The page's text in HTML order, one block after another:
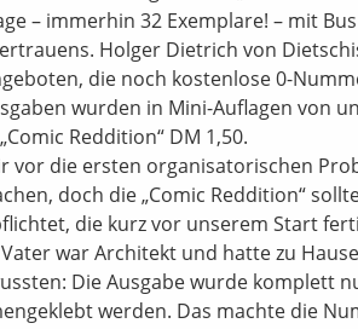
– immerhin 32 Exemplare! – mit
Holger Dietrich von
die noch kostenlose 0-
wurden in Mini-Auflagen von
Reddition“ DM 1,50.
vor die ersten organisatorischen
doch die „Comic Reddition“
die kurz vor unserem Start
war Architekt und hatte zu
Die Ausgabe wurde komplett
werden. Das machte die